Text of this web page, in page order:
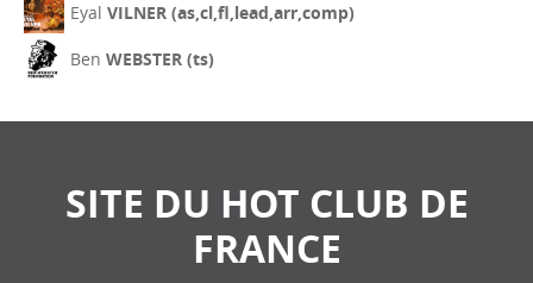
Eyal VILNER (as,cl,fl,lead,arr,comp)
Ben WEBSTER (ts)
SITE DU HOT CLUB DE
FRANCE